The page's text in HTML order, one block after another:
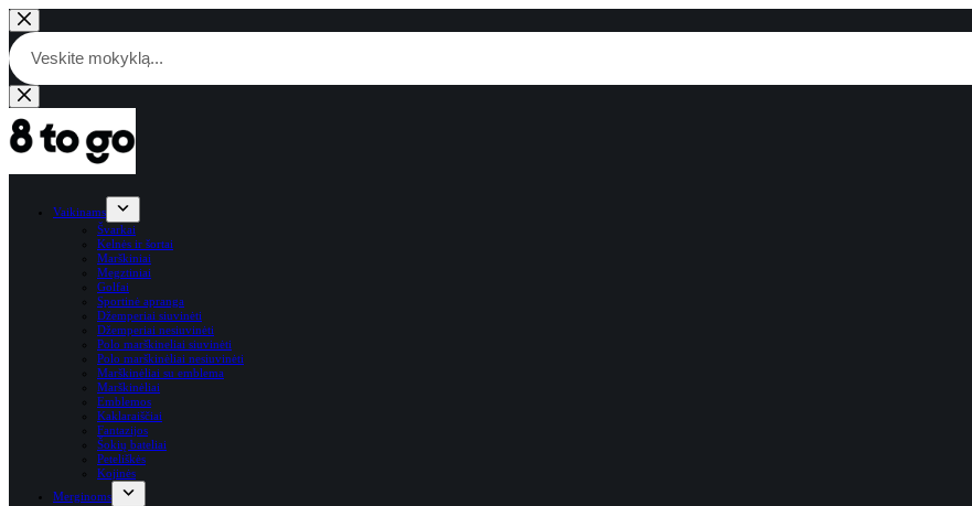
Skip
to
content
Products
search
Vaikinams
Švarkai
Kelnės ir šortai
Marškiniai
Megztiniai
Golfai
Sportinė apranga
Džemperiai siuvinėti
Džemperiai nesiuvinėti
Polo marškineliai siuvinėti
Polo marškinėliai nesiuvinėti
Marškinėliai su emblema
Marškinėliai
Emblemos
Kaklaraiščiai
Fantazijos
Šokių bateliai
Peteliškės
Kojinės
Merginoms